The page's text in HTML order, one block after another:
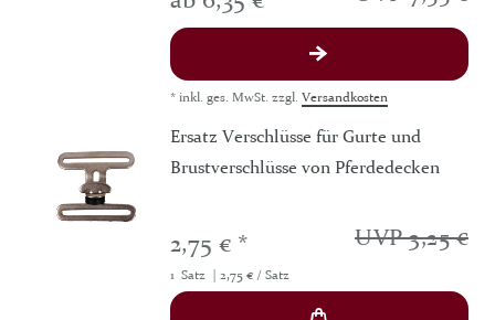
* inkl. ges. MwSt. zzgl. Versandkosten
Ersatz Verschlüsse für Gurte und
Brustverschlüsse von Pferdedecken
UVP 3,25 €
2,75 € *
1 Satz | 2,75 € / Satz